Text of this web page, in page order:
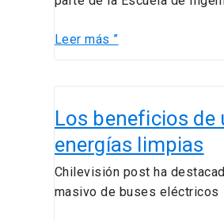
Leer más ”
Los beneficios de
energías limpias
Chilevisión post ha
masivo de buses eléctricos
beneficios
usar
energías
limpias